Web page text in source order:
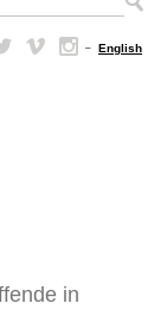
– English
in